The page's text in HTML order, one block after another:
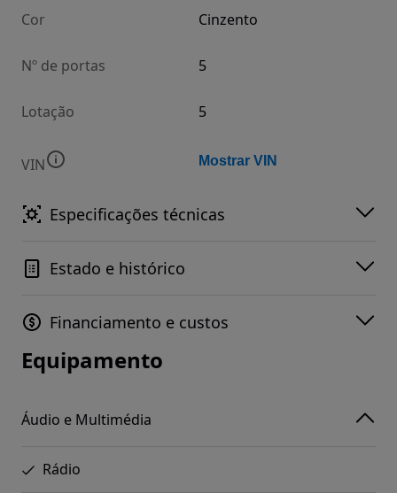
Cor Cinzento
Nº de portas 5
Lotação 5
VIN Mostrar VIN
Especificações técnicas
Estado e histórico
Financiamento e custos
Equipamento
Áudio e Multimédia
Rádio